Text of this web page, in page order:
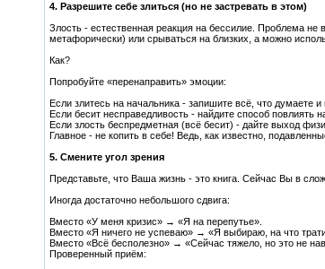
4. Разрешите себе злиться (но не застревать в этом)
Злость - естественная реакция на бессилие. Проблема
метафорически) или срываться на близких, а можно
Как?
Попробуйте «перенаправить» эмоции:
Если злитесь на начальника - запишите всё, что думаете и
Если бесит несправедливость - найдите способ повлиять
Если злость беспредметная (всё бесит) - дайте выход
Главное - не копить в себе! Ведь, как известно,
5. Смените угол зрения
Представьте, что Ваша жизнь - это книга. Сейчас Вы в
Иногда достаточно небольшого сдвига:
Вместо «У меня кризис» → «Я на перепутье».
Вместо «Я ничего не успеваю» → «Я выбираю, на что
Вместо «Всё бесполезно» → «Сейчас тяжело, но это не
Проверенный приём: